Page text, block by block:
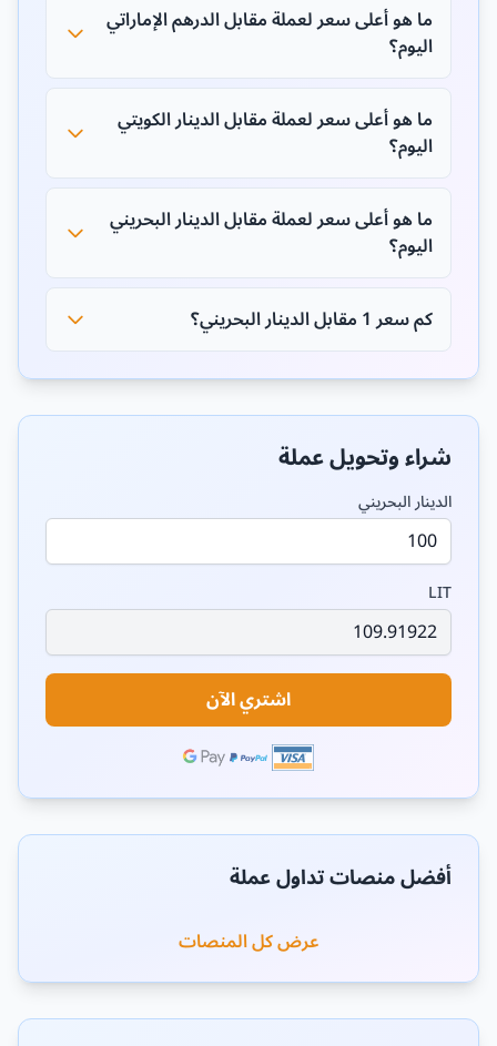
ما هو أعلى سعر لعملة مقابل الدرهم الإماراتي
اليوم؟
ما هو أعلى سعر لعملة مقابل الدينار الكويتي
اليوم؟
ما هو أعلى سعر لعملة مقابل الدينار البحريني
اليوم؟
كم سعر 1 مقابل الدينار البحريني؟
شراء وتحويل عملة
الدينار البحريني
LIT
اشتري الآن
أفضل منصات تداول عملة
عرض كل المنصات